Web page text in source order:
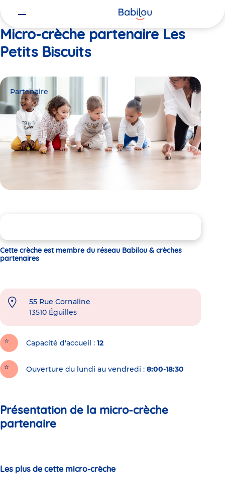
Micro-crèche partenaire Les
Petits Biscuits
Partenaire
Cette crèche est membre du réseau Babilou & crèches
partenaires
55 Rue Cornaline
13510 Éguilles
Capacité d'accueil 12
Ouverture du lundi au vendredi : 8:00-18:30
Présentation de la micro-crèche
partenaire
Les plus de cette micro-crèche